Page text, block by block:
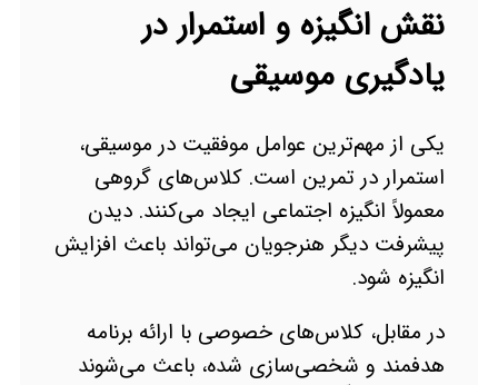
نقش انگیزه و استمرار در
یادگیری موسیقی
یکی از مهم‌ترین عوامل موفقیت در موسیقی،
استمرار در تمرین است. کلاس‌های گروهی
معمولاً انگیزه اجتماعی ایجاد می‌کنند. دیدن
پیشرفت دیگر هنرجویان می‌تواند باعث افزایش
انگیزه شود.
در مقابل، کلاس‌های خصوصی با ارائه برنامه
هدفمند و شخصی‌سازی شده، باعث می‌شوند